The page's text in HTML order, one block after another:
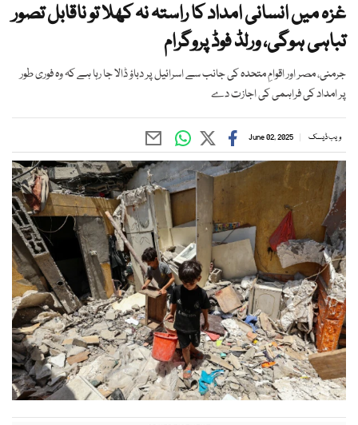
غزہ میں انسانی امداد کا راستہ نہ کھلا تو ناقابل تصور
تباہی ہوگی، ورلڈ فوڈ پروگرام
جرمنی، مصر اور اقوامِ متحدہ کی جانب سے اسرائیل پر دباؤ ڈالا جا رہا ہے کہ وہ فوری طور
پر امداد کی فراہمی کی اجازت دے
ویب ڈیسک June 02, 2025